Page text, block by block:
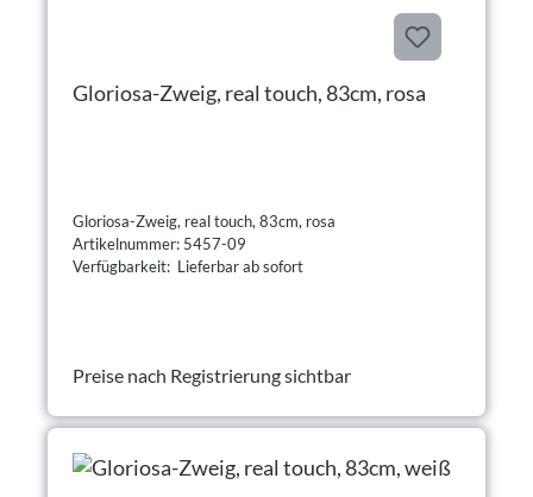
Gloriosa-Zweig, real touch, 83cm, rosa
Gloriosa-Zweig, real touch, 83cm, rosa
Artikelnummer: 5457-09
Verfügbarkeit: Lieferbar ab sofort
Preise nach Registrierung sichtbar